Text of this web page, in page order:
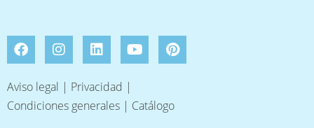
Aviso legal | Privacidad |
Condiciones generales | Catálogo